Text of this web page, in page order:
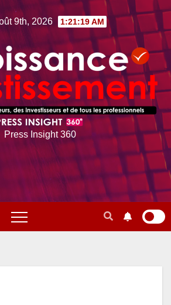
9th, 2026 1:21:20 AM
Press Insight 360